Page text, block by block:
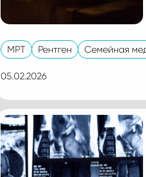
МРТ Рентген Семейная
05.02.2026